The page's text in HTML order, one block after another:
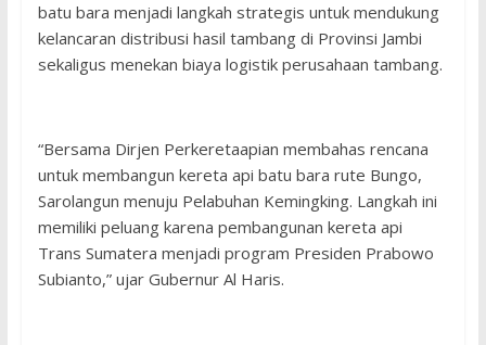
batu bara menjadi langkah strategis untuk mendukung
kelancaran distribusi hasil tambang di Provinsi Jambi
sekaligus menekan biaya logistik perusahaan tambang.
“Bersama Dirjen Perkeretaapian membahas rencana
untuk membangun kereta api batu bara rute Bungo,
Sarolangun menuju Pelabuhan Kemingking. Langkah ini
memiliki peluang karena pembangunan kereta api
Trans Sumatera menjadi program Presiden Prabowo
Subianto,” ujar Gubernur Al Haris.